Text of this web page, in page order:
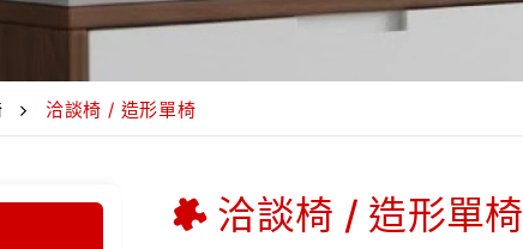
洽談椅 / 造形單椅
洽談椅 / 造形單椅